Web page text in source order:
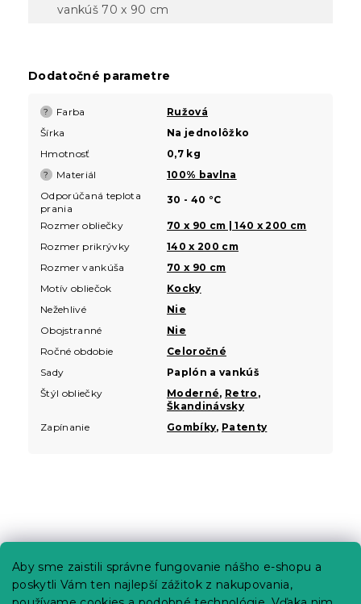
Aby sme zaistili správne fungovanie nášho e-shopu a
poskytli Vám ten najlepší zážitok z nakupovania,
vankúš 70 x 90 cm
Dodatočné parametre
? Farba
Ružová
Šírka
Na jednolôžko
Hmotnosť
0,7 kg
? Materiál
100% bavlna
Odporúčaná teplota
prania
30 - 40 °C
Rozmer obliečky
70 x 90 cm | 140 x 200 cm
Rozmer prikrývky
140 x 200 cm
Rozmer vankúša
70 x 90 cm
Motív obliečok
Kocky
Nežehlivé
Nie
Obojstranné
Nie
Ročné obdobie
Celoročné
Sady
Paplón a vankúš
Štýl obliečky
Moderné, Retro ,
Škandinávsky
Zapínanie
Gombíky, Patenty
á
Informácie pre vás
Predajne